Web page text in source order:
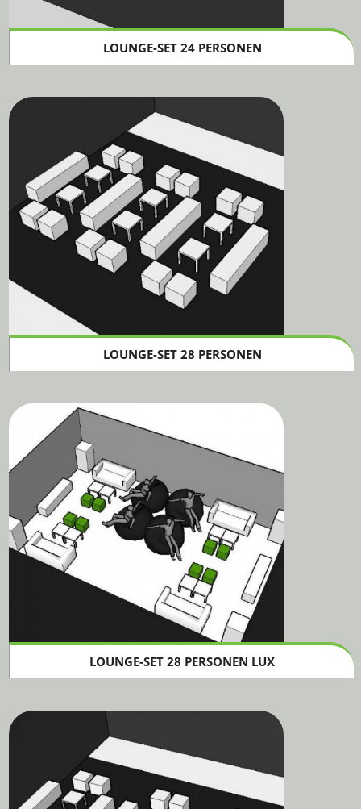
LOUNGE-SET 24 PERSONEN
LOUNGE-SET 28 PERSONEN
LOUNGE-SET 28 PERSONEN LUX